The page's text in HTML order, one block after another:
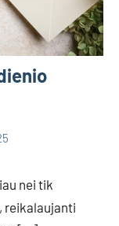
nei tik
reikalaujanti